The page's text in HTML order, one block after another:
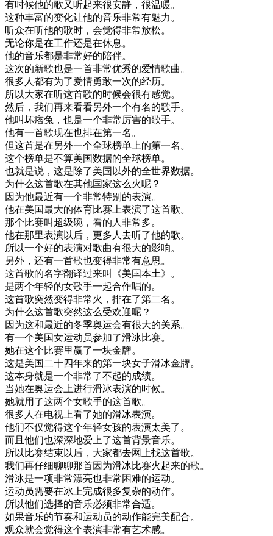
有时候他的歌又听起来很安静 ， 很温暖。
这种丰富的变化让他的音乐非常有魅力。
听众在听他的歌时 ， 会觉得非常放松。
无论你是在工作还是在休息。
他的音乐都是非常好的陪伴。
这次的新歌也是一首非常优秀的爱情歌曲。
很多人都有为了爱情勇敢一次的经历。
所以大家在听这首歌的时候会很有感觉。
然后 ， 我们再来看看另外一个有名的歌手。
他叫坏痞兔 ， 也是一个非常厉害的歌手。
他有一首歌现在也排在第一名。
但这首是在另外一个全球榜单上的第一名。
这个榜单是不算美国数据的全球榜单。
也就是说 ， 这是除了美国以外的全世界数据。
为什么这首歌在其他国家这么火呢 ？
因为他最近有一个非常特别 的表演。
他在美国最大的体育比赛上表演了这首歌。
那个比赛叫 超级碗 ， 看的人非常多。
他在那里表演以后 ， 更多人去听了他的歌。
所以一个好的表演对歌曲有很大的影响。
另外 ， 还有一首歌也变得非常有意思。
这首歌的名字翻译过来叫 《美国本土》 。
是两个年轻的女歌手一起合作唱的。
这首歌突然变得非常火 ， 排在了第二名。
为什么这首歌突然这么受欢迎呢 ？
因为这和最近的冬季奥运会有很大的关系。
有一个美国女运动 员参加了滑冰比赛。
她在这个比赛里赢了一块金牌。
这是美国二十四年来的第一块女子滑冰金牌。
这本身就是一个非常了不起的成绩。
当她在奥运会上进行滑冰表演的时候。
她就用 了这两个女歌手的这首歌。
很多人在电视上看了她的滑冰表演。
他们不仅觉得这个年轻女孩的表演太美了。
而且 他们也深深地爱上了这首背景音乐。
所以比赛结束以后 ， 大家都去网上找这首歌。
我们再仔细聊聊那首因为滑冰比赛火起来的歌。
滑冰是一项非常漂亮也非常 困难的运动。
运动 员需要在冰上完成很多复杂的动作。
所以他们选择的音乐必须非常合适。
如果音乐的节奏和运动 员的动作能完美配合。
观众就会觉得这个表演非常有艺术感。